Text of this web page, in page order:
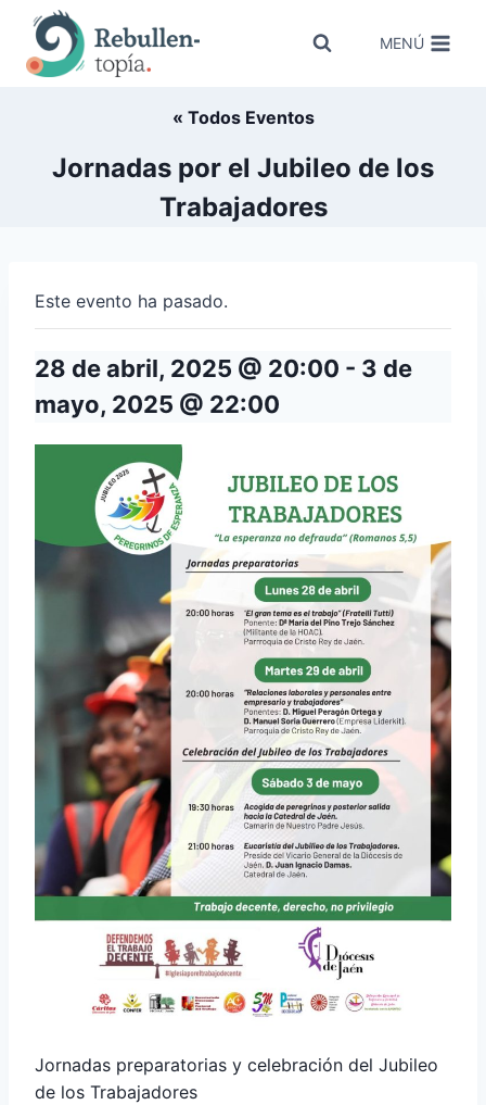
Saltar
contenido
MENÚ
« Todos Eventos
Jornadas por el Jubileo de los
Trabajadores
Este evento ha pasado.
28 de abril, 2025 @ 20:00 - 3 de
mayo, 2025 @ 22:00
Jornadas preparatorias y celebración del Jubileo
de los Trabajadores